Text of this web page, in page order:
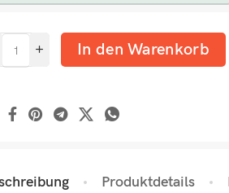
In den Warenkorb
Produktdetails